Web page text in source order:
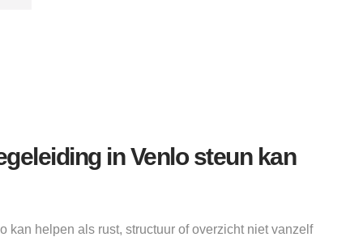
in Venlo steun kan
kan helpen als rust, structuur of overzicht niet vanzelf